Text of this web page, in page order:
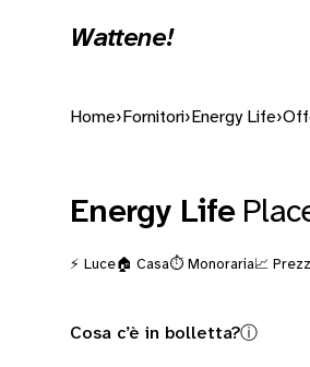
Wattene!
Home› Fornitori› Energy Life›
Energy Life
⚡ Luce🏠 Casa⏱️ Monoraria📈
Cosa c’è in bolletta?ⓘ